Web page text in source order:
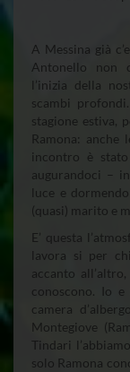
A Messina già
Antonello non
l’inizia della
scambi
stagione estiva,
Ramona:
incontro è stato
augurandoci –
luce e
(quasi) marito e
E’ questa
lavora si per
accanto
conoscono. Io
camera
Montegiove
Tindari
solo Ramona